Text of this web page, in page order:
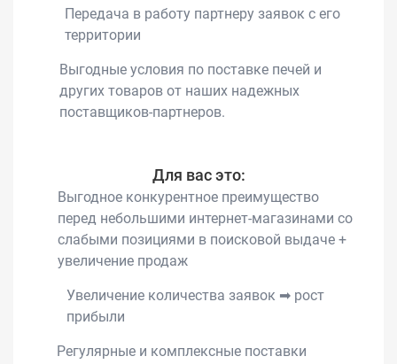
Передача в работу партнеру заявок с его
территории
Выгодные условия по поставке печей и
других товаров от наших надежных
поставщиков-партнеров.
Для вас это:
Выгодное конкурентное преимущество
перед небольшими интернет-магазинами со
слабыми позициями в поисковой выдаче +
увеличение продаж
Увеличение количества заявок ➡ рост
прибыли
Регулярные и комплексные поставки